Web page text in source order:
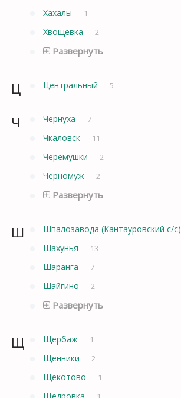
Хахалы 1
Хвощевка 2
Развернуть
Ц Центральный 5
Ч Чернуха 7
Чкаловск 11
Черемушки 2
Черномуж 2
Развернуть
Ш Шпалозавода (Кантауровский с/с)
Шахунья 13
Шаранга 7
Шайгино 2
Развернуть
Щ Щербаж 1
Щенники 2
Щекотово 1
Щедровка